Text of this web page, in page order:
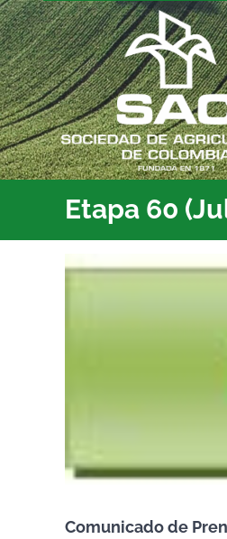
Saltar
al
contenido
Etapa 60
Ver
imagen
Comunicado de